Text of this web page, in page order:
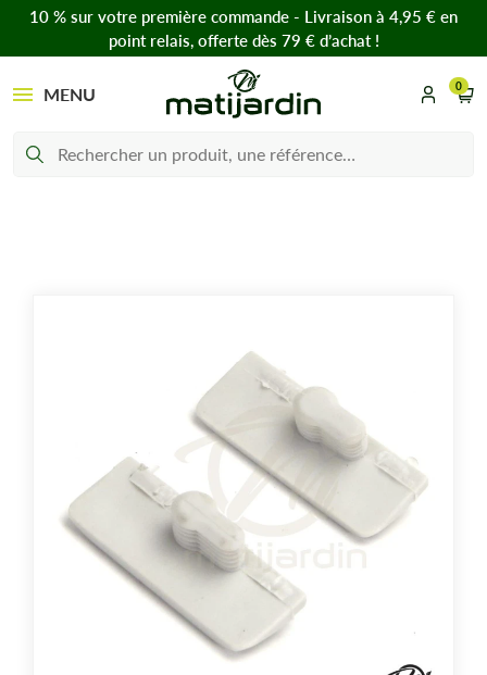
10 % sur votre première commande - Livraison à 4,95 € en
point relais, offerte dès 79 € d’achat !
MENU 0